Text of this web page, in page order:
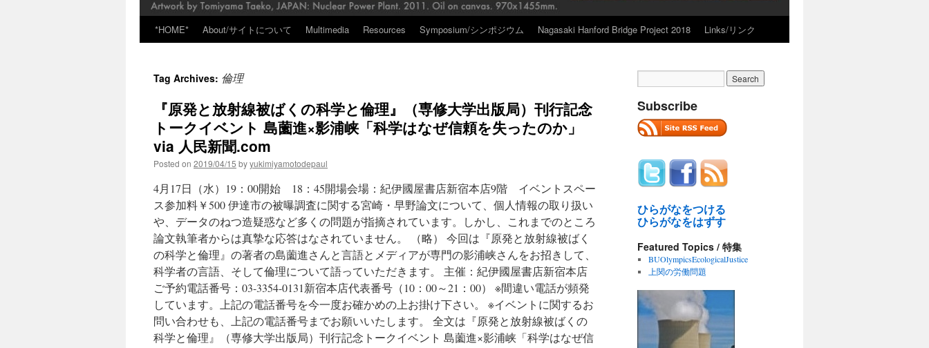
*HOME* About/サイトについて Multimedia Resources Symposium/シンポジウム Nagasaki Hanford Bridge Project 2018 Links/リンク
Tag Archives: 倫理
『原発と放射線被ばくの科学と倫理』（専修大学出版局）刊行記念
トークイベント 島薗進×影浦峡「科学はなぜ信頼を失ったのか」
via 人民新聞.com
Posted on 2019/04/15 byyukimiyamotodepaul
4月17日（水）19：00開始 18：45開場会場：紀伊國屋書店新宿本店9階 イベントスペー
ス参加料￥500 伊達市の被曝調査に関する宮崎・早野論文について、個人情報の取り扱い
や、データのねつ造疑惑など多くの問題が指摘されています。しかし、これまでのところ
論文執筆者からは真摯な応答はなされていません。 （略） 今回は『原発と放射線被ばく
の科学と倫理』の著者の島薗進さんと言語とメディアが専門の影浦峡さんをお招きして、
科学者の言語、そして倫理について語っていただきます。 主催：紀伊國屋書店新宿本店
ご予約電話番号：03-3354-0131新宿本店代表番号（10：00～21：00） ※間違い電話が頻発
しています。上記の電話番号を今一度お確かめの上お掛け下さい。 ※イベントに関するお
問い合わせも、上記の電話番号までお願いいたします。 全文は『原発と放射線被ばくの
科学と倫理』（専修大学出版局）刊行記念トークイベント 島薗進×影浦峡「科学はなぜ信
Subscribe
ひらがなをつける
ひらがなをはずす
Featured Topics / 特集
BUOlympicsEcologicalJustice
上関の労働問題